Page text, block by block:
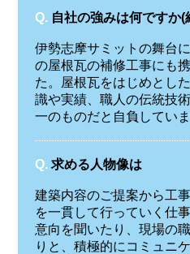
Q. 自社の強みは何ですか(
伊勢志摩サミットの舞台
の屋根瓦の補修工事にも
た。屋根瓦をはじめとし
識や実績、職人の伝統技
一のものだと自負していま
Q. 求める人物像は
建築内容のご提案から工
を一貫して行っていく仕
意向を聞いたり、現場の
りと、積極的にコミュニ